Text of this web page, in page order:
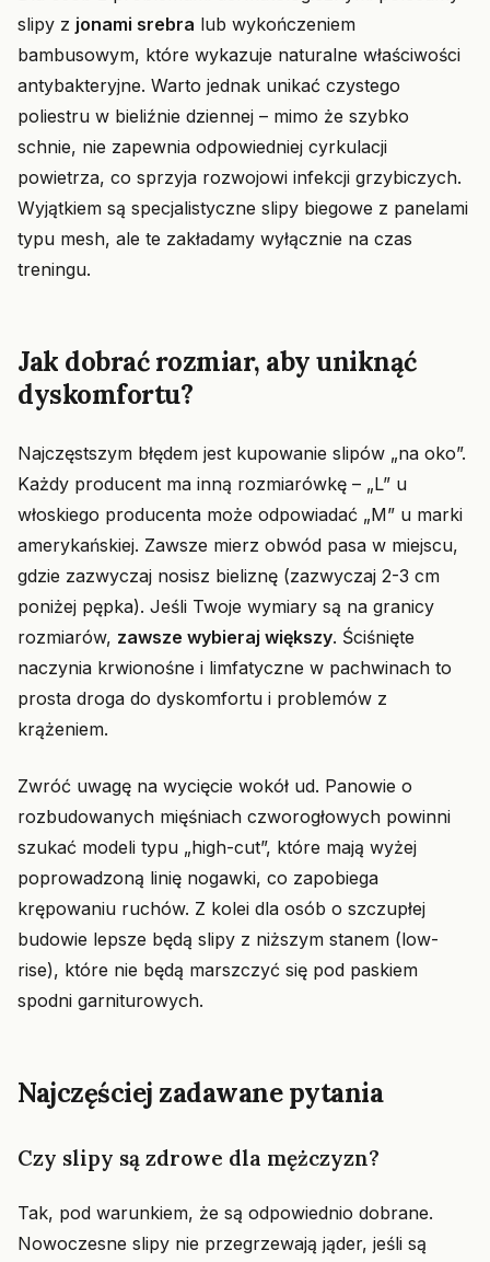
slipy z jonami srebra lub wykończeniem
bambusowym, które wykazuje naturalne właściwości
antybakteryjne. Warto jednak unikać czystego
poliestru w bieliźnie dziennej – mimo że szybko
schnie, nie zapewnia odpowiedniej cyrkulacji
powietrza, co sprzyja rozwojowi infekcji grzybiczych.
Wyjątkiem są specjalistyczne slipy biegowe z panelami
typu mesh, ale te zakładamy wyłącznie na czas
treningu.
Jak dobrać rozmiar, aby uniknąć
dyskomfortu?
Najczęstszym błędem jest kupowanie slipów „na oko”.
Każdy producent ma inną rozmiarówkę – „L” u
włoskiego producenta może odpowiadać „M” u marki
amerykańskiej. Zawsze mierz obwód pasa w miejscu,
gdzie zazwyczaj nosisz bieliznę (zazwyczaj 2-3 cm
poniżej pępka). Jeśli Twoje wymiary są na granicy
rozmiarów, zawsze wybieraj większy. Ściśnięte
naczynia krwionośne i limfatyczne w pachwinach to
prosta droga do dyskomfortu i problemów z
krążeniem.
Zwróć uwagę na wycięcie wokół ud. Panowie o
rozbudowanych mięśniach czworogłowych powinni
szukać modeli typu „high-cut”, które mają wyżej
poprowadzoną linię nogawki, co zapobiega
krępowaniu ruchów. Z kolei dla osób o szczupłej
budowie lepsze będą slipy z niższym stanem (low-
rise), które nie będą marszczyć się pod paskiem
spodni garniturowych.
Najczęściej zadawane pytania
Czy slipy są zdrowe dla mężczyzn?
Tak, pod warunkiem, że są odpowiednio dobrane.
Nowoczesne slipy nie przegrzewają jąder, jeśli są